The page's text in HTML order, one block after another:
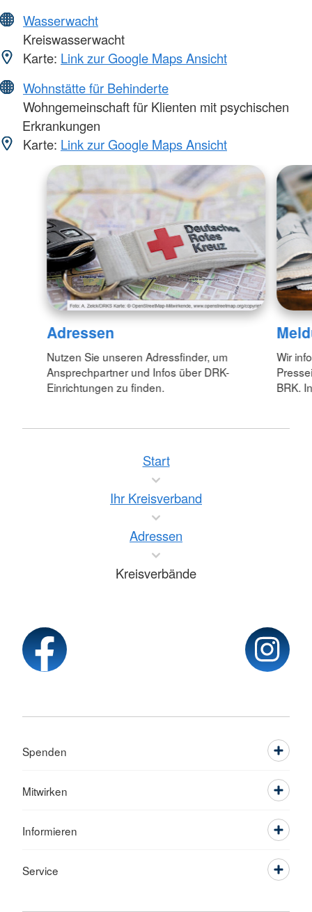
Wasserwacht
Kreiswasserwacht
Karte: Link zur Google Maps Ansicht
Wohnstätte für Behinderte
Wohngemeinschaft für Klienten mit psychischen
Erkrankungen
Karte: Link zur Google Maps Ansicht
Adressen
Nutzen Sie unseren Adressfinder, um
Ansprechpartner und Infos über DRK-
Einrichtungen zu finden.
Wir
BRK.
Start
Ihr Kreisverband
Adressen
Kreisverbände
Spenden
Mitwirken
Informieren
Service